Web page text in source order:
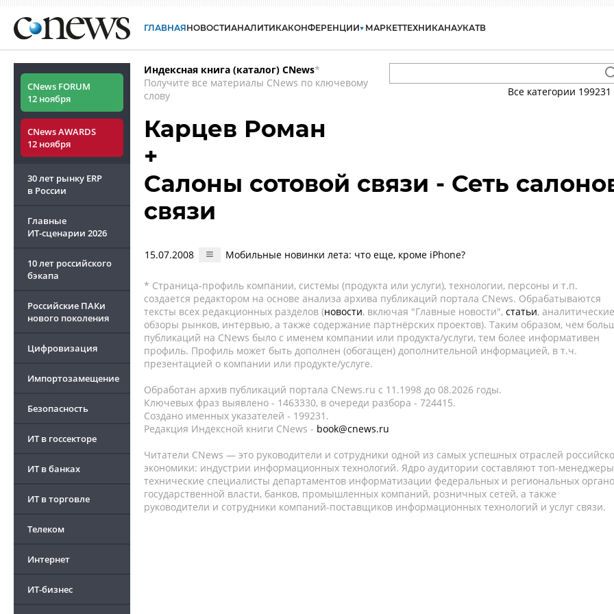
ГЛАВНАЯНОВОСТИАНАЛИТИКАКОНФЕРЕНЦИИ МАРКЕТТЕХНИКАНАУКАТВ
CNews FORUM
12 ноября
CNews AWARDS
12 ноября
30 лет рынку ERP
в России
Главные
ИТ-сценарии 2026
10 лет российского
бэкапа
Российские ПАКи
нового поколения
Цифровизация
Импортозамещение
Безопасность
ИТ в госсекторе
ИТ в банках
ИТ в торговле
Телеком
Интернет
ИТ-бизнес
Индексная книга (каталог) CNews*
Получите все материалы CNews по ключевому
слову
Все категории 199231
Карцев Роман
+
Салоны сотовой связи - Сеть
связи
15.07.2008 Мобильные новинки лета: что еще, кроме iPhone?
* Страница-профиль компании, системы (продукта или услуги), технологии, персоны и т.п.
создается редактором на основе анализа архива публикаций портала CNews. Обрабатываются
тексты всех редакционных разделов (новости, включая "Главные новости", статьи, аналитические
обзоры рынков, интервью, а также содержание партнёрских проектов). Таким образом, чем
публикаций на CNews было с именем компании или продукта/услуги, тем более информативен
профиль. Профиль может быть дополнен (обогащен) дополнительной информацией, в т.ч.
презентацией о компании или продукте/услуге.
Обработан архив публикаций портала CNews.ru c 11.1998 до 08.2026 годы.
Ключевых фраз выявлено - 1463330, в очереди разбора - 724415.
Создано именных указателей - 199231.
Редакция Индексной книги CNews - book@cnews.ru
Читатели CNews — это руководители и сотрудники одной из самых успешных отраслей
экономики: индустрии информационных технологий. Ядро аудитории составляют топ-
технические специалисты департаментов информатизации федеральных и региональных
государственной власти, банков, промышленных компаний, розничных сетей, а также
руководители и сотрудники компаний-поставщиков информационных технологий и услуг связи.